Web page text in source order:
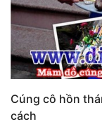
Cúng cô hồn
cách